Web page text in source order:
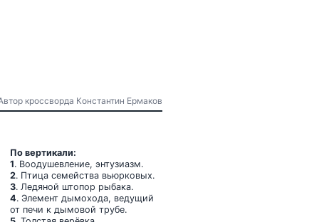
кроссворда Константин Ермаков
По вертикали:
1. Воодушевление, энтузиазм.
2. Птица семейства вьюрковых.
3. Ледяной штопор рыбака.
4. Элемент дымохода, ведущий
от печи к дымовой трубе.